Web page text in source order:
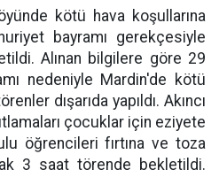
kötü hava koşullarına
bayramı gerekçesiyle
Alınan bilgilere göre 29
nedeniyle Mardin'de kötü
dışarıda yapıldı. Akıncı
çocuklar için eziyete
öğrencileri fırtına ve toza
3 saat törende bekletildi.